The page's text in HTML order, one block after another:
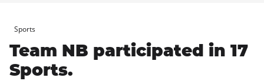
Sports
Team NB participated in 17
Sports.